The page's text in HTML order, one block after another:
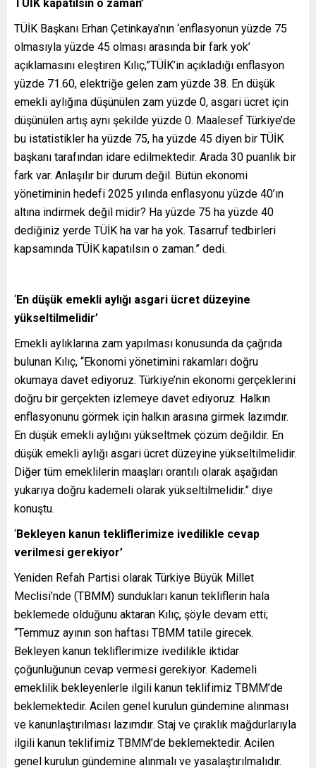
TÜİK kapatılsın o zaman’
TÜİK Başkanı Erhan Çetinkaya’nın ‘enflasyonun yüzde 75
olmasıyla yüzde 45 olması arasında bir fark yok’
açıklamasını eleştiren Kılıç,”TÜİK’in açıkladığı enflasyon
yüzde 71.60, elektriğe gelen zam yüzde 38. En düşük
emekli aylığına düşünülen zam yüzde 0, asgari ücret için
düşünülen artış aynı şekilde yüzde 0. Maalesef Türkiye’de
bu istatistikler ha yüzde 75, ha yüzde 45 diyen bir TÜİK
başkanı tarafından idare edilmektedir. Arada 30 puanlık bir
fark var. Anlaşılır bir durum değil. Bütün ekonomi
yönetiminin hedefi 2025 yılında enflasyonu yüzde 40’ın
altına indirmek değil midir? Ha yüzde 75 ha yüzde 40
dediğiniz yerde TÜİK ha var ha yok. Tasarruf tedbirleri
kapsamında TÜİK kapatılsın o zaman.” dedi.
‘En düşük emekli aylığı asgari ücret düzeyine
yükseltilmelidir’
Emekli aylıklarına zam yapılması konusunda da çağrıda
bulunan Kılıç, “Ekonomi yönetimini rakamları doğru
okumaya davet ediyoruz. Türkiye’nin ekonomi gerçeklerini
doğru bir gerçekten izlemeye davet ediyoruz. Halkın
enflasyonunu görmek için halkın arasına girmek lazımdır.
En düşük emekli aylığını yükseltmek çözüm değildir. En
düşük emekli aylığı asgari ücret düzeyine yükseltilmelidir.
Diğer tüm emeklilerin maaşları orantılı olarak aşağıdan
yukarıya doğru kademeli olarak yükseltilmelidir.” diye
konuştu.
‘Bekleyen kanun tekliflerimize ivedilikle cevap
verilmesi gerekiyor’
Yeniden Refah Partisi olarak Türkiye Büyük Millet
Meclisi’nde (TBMM) sundukları kanun tekliflerin hala
beklemede olduğunu aktaran Kılıç, şöyle devam etti;
“Temmuz ayının son haftası TBMM tatile girecek.
Bekleyen kanun tekliflerimize ivedilikle iktidar
çoğunluğunun cevap vermesi gerekiyor. Kademeli
emeklilik bekleyenlerle ilgili kanun teklifimiz TBMM’de
beklemektedir. Acilen genel kurulun gündemine alınması
ve kanunlaştırılması lazımdır. Staj ve çıraklık mağdurlarıyla
ilgili kanun teklifimiz TBMM’de beklemektedir. Acilen
genel kurulun gündemine alınmalı ve yasalaştırılmalıdır.